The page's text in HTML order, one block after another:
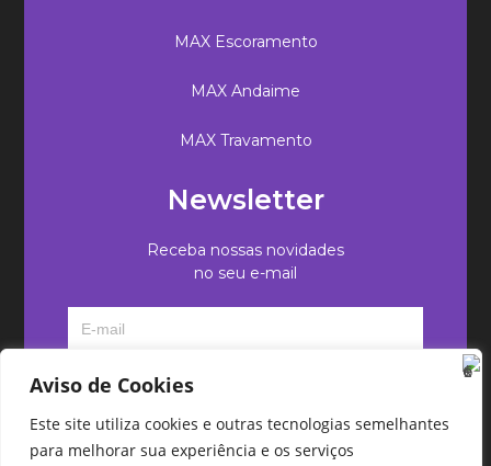
Aviso de Cookies
Este site utiliza cookies e outras tecnologias semelhantes
para melhorar sua experiência e os serviços
MAX Escoramento
MAX Andaime
MAX Travamento
Newsletter
Receba nossas novidades
no seu e-mail